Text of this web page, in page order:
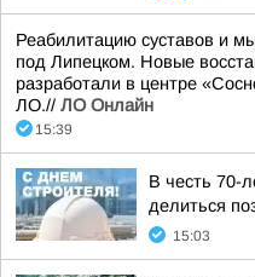
Реабилитацию суставов и
под Липецком. Новые
разработали в центре
ЛО.// ЛО Онлайн
15:39
В честь 70-
делиться
15:03